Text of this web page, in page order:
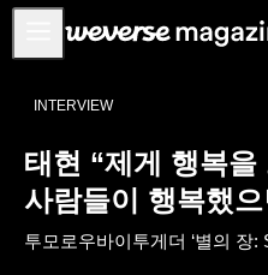
공지사항
FEATURE
INTERVIEW
REVIEW
INTERVIEW
태현 “제게 행복을
사람들이 행복했
투모로우바이투게더 ‘별의 장: